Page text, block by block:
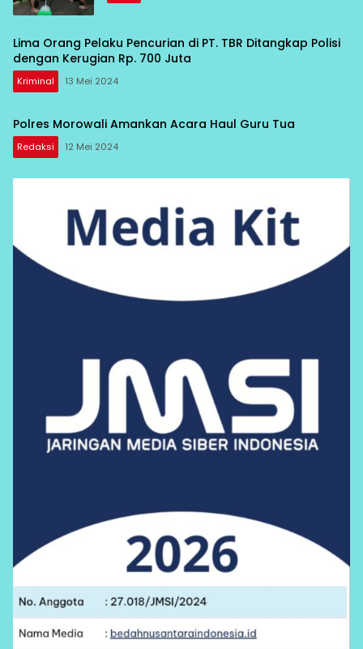
Lima Orang Pelaku Pencurian di PT. TBR Ditangkap Polisi
dengan Kerugian Rp. 700 Juta
Kriminal 13 Mei 2024
Polres Morowali Amankan Acara Haul Guru Tua
Redaksi 12 Mei 2024